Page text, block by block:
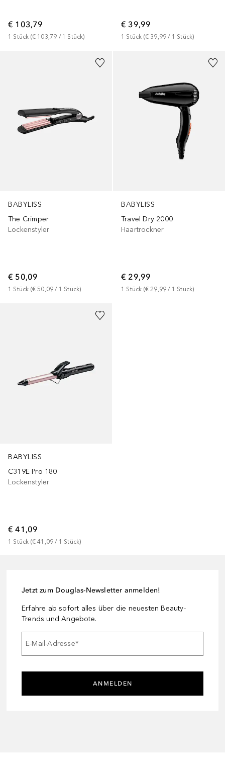
€ 103,79
1 Stück (€ 103,79 / 1 Stück)
€ 39,99
1 Stück (€ 39,99 / 1 Stück)
BABYLISS
The Crimper
Lockenstyler
€ 50,09
1 Stück (€ 50,09 / 1 Stück)
BABYLISS
Travel Dry 2000
Haartrockner
€ 29,99
1 Stück (€ 29,99 / 1 Stück)
BABYLISS
C319E Pro 180
Lockenstyler
€ 41,09
1 Stück (€ 41,09 / 1 Stück)
Jetzt zum Douglas-Newsletter anmelden!
Erfahre ab sofort alles über die neuesten Beauty-
Trends und Angebote.
E-Mail-Adresse*
ANMELDEN